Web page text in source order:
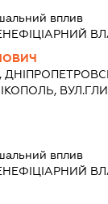
вплив
вплив